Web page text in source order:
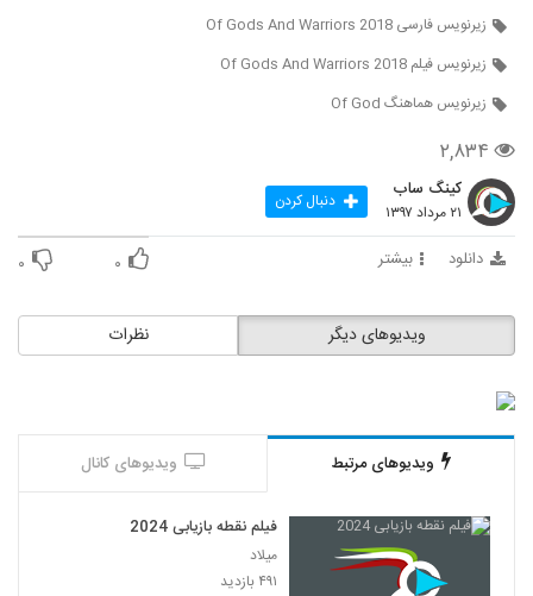
زیرنویس فارسی Of Gods And Warriors 2018
زیرنویس فیلم Of Gods And Warriors 2018
زیرنویس هماهنگ Of God
۲,۸۳۴
کینگ ساب
۲۱ مرداد ۱۳۹۷ دنبال کردن
دانلود بیشتر ۰ ۰
نظرات ویدیوهای دیگر
ویدیوهای مرتبط ویدیوهای کانال
فیلم نقطه بازیابی 2024
میلاد
۴۹۱ بازدید